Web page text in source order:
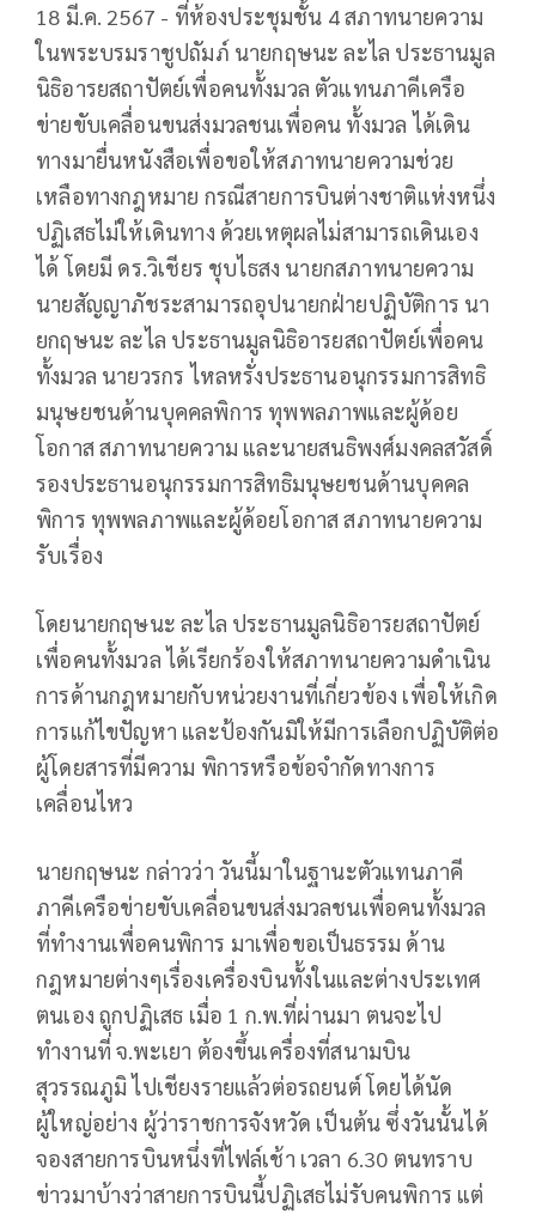
18 มี.ค. 2567 - ที่ห้องประชุมชั้น 4 สภาทนายความ
ในพระบรมราชูปถัมภ์ นายกฤษนะ ละไล ประธานมูล
นิธิอารยสถาปัตย์เพื่อคนทั้งมวล ตัวแทนภาคีเครือ
ข่ายขับเคลื่อนขนส่งมวลชนเพื่อคน ทั้งมวล ได้เดิน
ทางมายื่นหนังสือเพื่อขอให้สภาทนายความช่วย
เหลือทางกฎหมาย กรณีสายการบินต่างชาติแห่งหนึ่ง
ปฏิเสธไม่ให้เดินทาง ด้วยเหตุผลไม่สามารถเดินเอง
ได้ โดยมี ดร.วิเชียร ชุบไธสง นายกสภาทนายความ
นายสัญญาภัชระสามารถอุปนายกฝ่ายปฏิบัติการ นา
ยกฤษนะ ละไล ประธานมูลนิธิอารยสถาปัตย์เพื่อคน
ทั้งมวล นายวรกร ไหลหรั่งประธานอนุกรรมการสิทธิ
มนุษยชนด้านบุคคลพิการ ทุพพลภาพและผู้ด้อย
โอกาส สภาทนายความ และนายสนธิพงศ์มงคลสวัสดิ์
รองประธานอนุกรรมการสิทธิมนุษยชนด้านบุคคล
พิการ ทุพพลภาพและผู้ด้อยโอกาส สภาทนายความ
รับเรื่อง
โดยนายกฤษนะ ละไล ประธานมูลนิธิอารยสถาปัตย์
เพื่อคนทั้งมวล ได้เรียกร้องให้สภาทนายความดำเนิน
การด้านกฎหมายกับหน่วยงานที่เกี่ยวข้อง เพื่อให้เกิด
การแก้ไขปัญหา และป้องกันมิให้มีการเลือกปฏิบัติต่อ
ผู้โดยสารที่มีความ พิการหรือข้อจำกัดทางการ
เคลื่อนไหว
นายกฤษนะ กล่าวว่า วันนี้มาในฐานะตัวแทนภาคี
ภาคีเครือข่ายขับเคลื่อนขนส่งมวลชนเพื่อคนทั้งมวล
ที่ทำงานเพื่อคนพิการ มาเพื่อขอเป็นธรรม ด้าน
กฎหมายต่างๆเรื่องเครื่องบินทั้งในและต่างประเทศ
ตนเอง ถูกปฏิเสธ เมื่อ 1 ก.พ.ที่ผ่านมา ตนจะไป
ทำงานที่ จ.พะเยา ต้องขึ้นเครื่องที่สนามบิน
สุวรรณภูมิ ไปเชียงรายแล้วต่อรถยนต์ โดยได้นัด
ผู้ใหญ่อย่าง ผู้ว่าราชการจังหวัด เป็นต้น ซึ่งวันนั้นได้
จองสายการบินหนึ่งที่ไฟล์เช้า เวลา 6.30 ตนทราบ
ข่าวมาบ้างว่าสายการบินนี้ปฏิเสธไม่รับคนพิการ แต่